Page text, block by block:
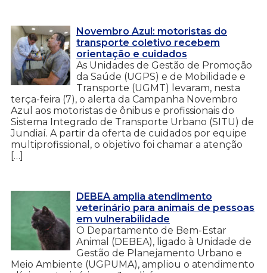
Novembro Azul: motoristas do
transporte coletivo recebem
orientação e cuidados
As Unidades de Gestão de Promoção
da Saúde (UGPS) e de Mobilidade e
Transporte (UGMT) levaram, nesta
terça-feira (7), o alerta da Campanha Novembro
Azul aos motoristas de ônibus e profissionais do
Sistema Integrado de Transporte Urbano (SITU) de
Jundiaí. A partir da oferta de cuidados por equipe
multiprofissional, o objetivo foi chamar a atenção
[…]
DEBEA amplia atendimento
veterinário para animais de pessoas
em vulnerabilidade
O Departamento de Bem-Estar
Animal (DEBEA), ligado à Unidade de
Gestão de Planejamento Urbano e
Meio Ambiente (UGPUMA), ampliou o atendimento